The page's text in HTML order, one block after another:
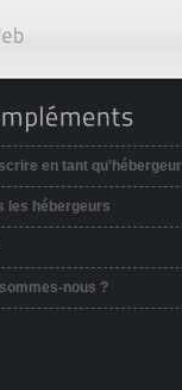
en tant qu'hébergeur
les hébergeurs
nous ?